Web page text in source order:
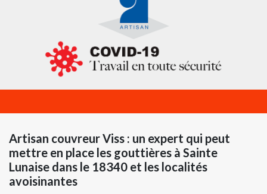
Artisan couvreur Viss : un expert qui peut
mettre en place les gouttières à Sainte
Lunaise dans le 18340 et les localités
avoisinantes